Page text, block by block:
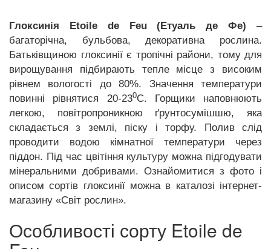
Глоксинія Etoile de Feu (Етуаль де Фе) –
багаторічна, бульбова, декоративна рослина.
Батьківщиною глоксинії є тропічні райони, тому для
вирощування підбирають тепле місце з високим
рівнем вологості до 80%. Значення температури
повинні рівнятися 20-230С. Горщики наповнюють
легкою, повітропроникною ґрунтосумішшю, яка
складається з землі, піску і торфу. Полив слід
проводити водою кімнатної температури через
піддон. Під час цвітіння культуру можна підгодувати
мінеральними добривами. Ознайомитися з фото і
описом сортів глоксинії можна в каталозі інтернет-
магазину «Світ рослин».
Особливості сорту Etoile de